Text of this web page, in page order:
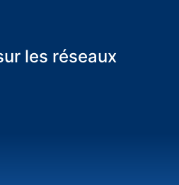
les réseaux